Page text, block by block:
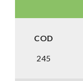
COD
245